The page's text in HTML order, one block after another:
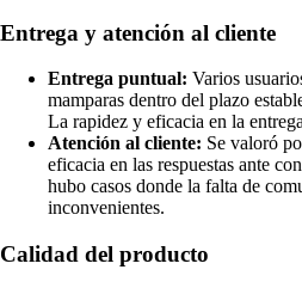
Entrega y atención al cliente
Entrega puntual: Varios
mamparas dentro del plazo
La rapidez y eficacia en la
Atención al cliente: Se valoró
eficacia en las respuestas ante
hubo casos donde la falta de
inconvenientes.
Calidad del producto